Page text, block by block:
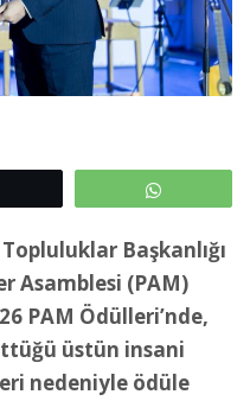
Başkanlığı
Asamblesi (PAM)
PAM Ödülleri’nde,
üstün insani
nedeniyle ödüle